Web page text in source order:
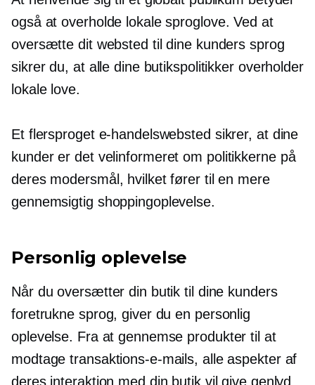
også at overholde lokale sproglove. Ved at
oversætte dit websted til dine kunders sprog
sikrer du, at alle dine butikspolitikker overholder
lokale love.
Et flersproget e-handelswebsted sikrer, at dine
kunder er det velinformeret om politikkerne på
deres modersmål, hvilket fører til en mere
gennemsigtig shoppingoplevelse.
Personlig oplevelse
Når du oversætter din butik til dine kunders
foretrukne sprog, giver du en personlig
oplevelse. Fra at gennemse produkter til at
modtage transaktions-e-mails, alle aspekter af
deres interaktion med din butik vil give genlyd